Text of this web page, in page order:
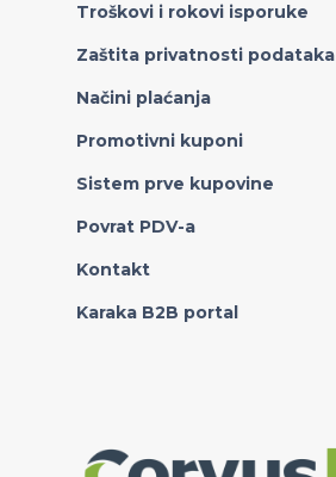
Troškovi i rokovi isporuke
Zaštita privatnosti podataka
Načini plaćanja
Promotivni kuponi
Sistem prve kupovine
Povrat PDV-a
Kontakt
Karaka B2B portal